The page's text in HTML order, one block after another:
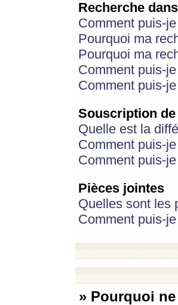
Recherche
Comment puis-
Pourquoi ma
Pourquoi ma
Comment puis-
Comment puis-
Souscription
Quelle est la
Comment puis-
Comment puis-
Pièces jointes
Quelles sont les
Comment puis-
» Pourquoi